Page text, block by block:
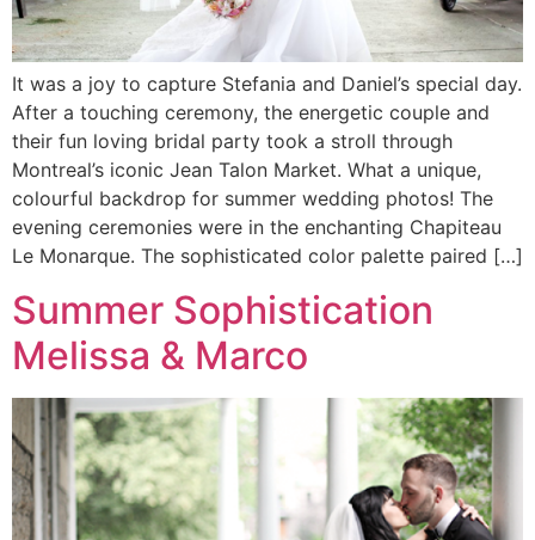
It was a joy to capture Stefania and Daniel’s special day.
After a touching ceremony, the energetic couple and
their fun loving bridal party took a stroll through
Montreal’s iconic Jean Talon Market. What a unique,
colourful backdrop for summer wedding photos! The
evening ceremonies were in the enchanting Chapiteau
Le Monarque. The sophisticated color palette paired […]
Summer Sophistication
Melissa & Marco